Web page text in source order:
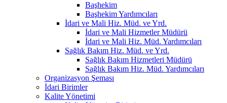
Başhekim
Başhekim Yardımcıları
İdari ve Mali Hiz. Müd. ve Yrd.
İdari ve Mali Hizmetler Müdürü
İdari ve Mali Hiz. Müd. Yardımcıları
Sağlık Bakım Hiz. Müd. ve Yrd.
Sağlık Bakım Hizmetleri Müdürü
Sağlık Bakım Hiz. Müd. Yardımcıları
Organizasyon Şeması
İdari Birimler
Kalite Yönetimi